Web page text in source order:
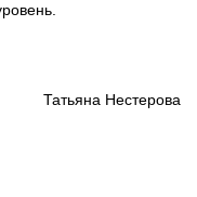
Татьяна Нестерова